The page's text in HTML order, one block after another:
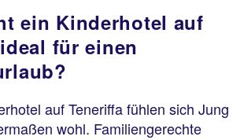
ein Kinderhotel auf
für einen
auf Teneriffa fühlen sich Jung
wohl. Familiengerechte